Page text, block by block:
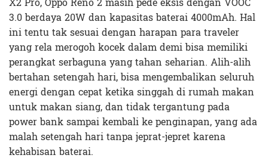
3.0 berdaya 20W dan kapasitas baterai 4000mAh. Hal
ini tentu tak sesuai dengan harapan para traveler
yang rela merogoh kocek dalam demi bisa memiliki
perangkat serbaguna yang tahan seharian. Alih-alih
bertahan setengah hari, bisa mengembalikan seluruh
energi dengan cepat ketika singgah di rumah makan
untuk makan siang, dan tidak tergantung pada
power bank sampai kembali ke penginapan, yang ada
malah setengah hari tanpa jeprat-jepret karena
kehabisan baterai.